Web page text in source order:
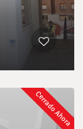
Cerrado Ahora